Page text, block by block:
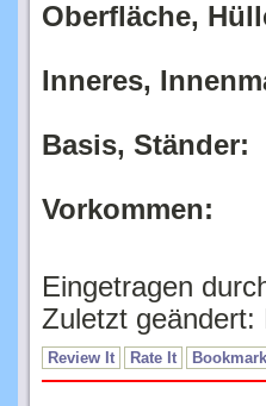
Oberfläche,
Inneres,
Basis, Ständer:
Vorkommen:
Eingetragen
Zuletzt geändert:
Review It Rate It